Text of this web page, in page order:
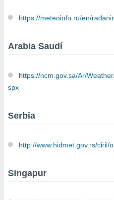
https://meteoinfo.ru/en/
Arabia Saudí
https://ncm.gov.sa/Ar/
spx
Serbia
http://www.hidmet.gov.rs/ciril/
Singapur